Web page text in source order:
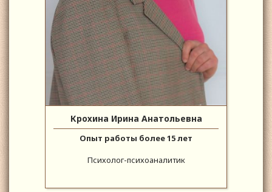
Крохина Ирина Анатольевна
Опыт работы более 15 лет
Психолог-психоаналитик